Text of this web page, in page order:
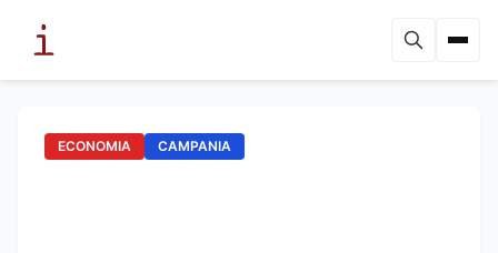
ECONOMIA CAMPANIA